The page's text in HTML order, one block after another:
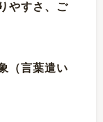
やすさ、ご
（言葉遣い